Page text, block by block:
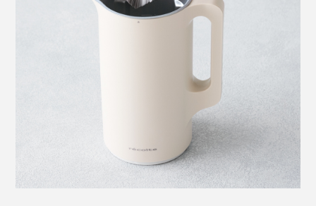
写真は「基本のコーンスープ」。材料は、牛乳・コーン・バター・塩のみ
＜SOUP&OKAYUモード＞
具材の形を残したスープやカレーお粥を作るモード。30